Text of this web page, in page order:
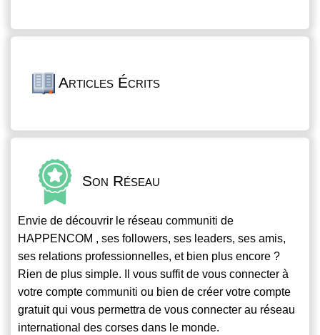
Articles Écrits
Son Réseau
Envie de découvrir le réseau communiti de
HAPPENCOM , ses followers, ses leaders, ses amis,
ses relations professionnelles, et bien plus encore ?
Rien de plus simple. Il vous suffit de vous connecter à
votre compte communiti ou bien de créer votre compte
gratuit qui vous permettra de vous connecter au réseau
international des corses dans le monde.